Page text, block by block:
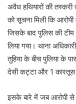
अवैध हथियारों की
को सूचना मिली कि
जिसके बाद पुलिस की टीम
लिया गया। थाना
तुहिया के बीच पुलिया के
देसी कट्टा और 1 कारतूस
इसके बारे में जब आरोपी से